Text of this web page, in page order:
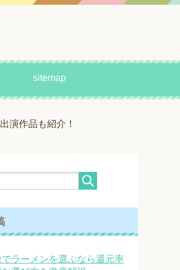
sitemap
演作品も紹介！
ラーメンを選ぶなら還元率